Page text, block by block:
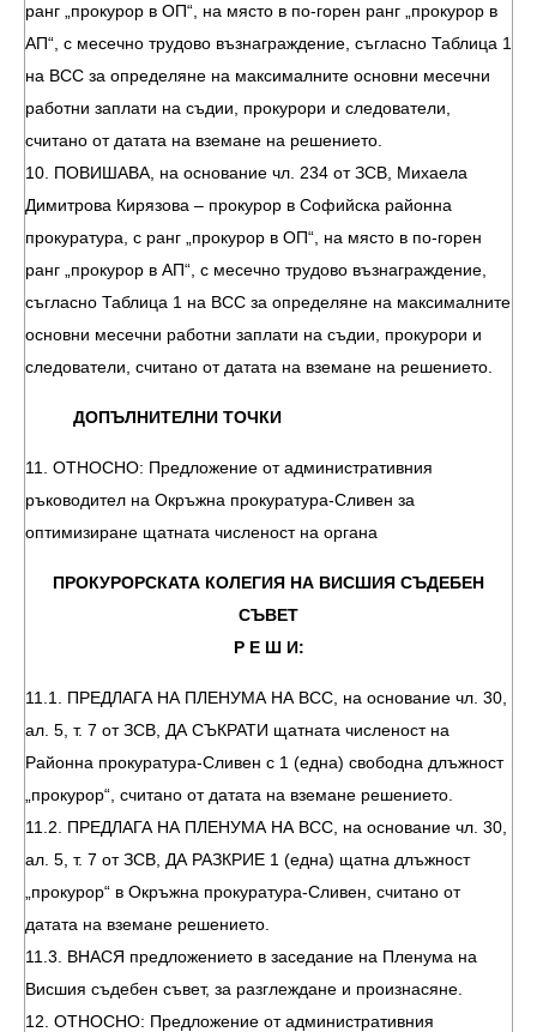
ранг „прокурор в ОП“, на място в по-горен ранг „прокурор в
АП“, с месечно трудово възнаграждение, съгласно Таблица 1
на ВСС за определяне на максималните основни месечни
работни заплати на съдии, прокурори и следователи,
считано от датата на вземане на решението.
10. ПОВИШАВА, на основание чл. 234 от ЗСВ, Михаела
Димитрова Кирязова – прокурор в Софийска районна
прокуратура, с ранг „прокурор в ОП“, на място в по-горен
ранг „прокурор в АП“, с месечно трудово възнаграждение,
съгласно Таблица 1 на ВСС за определяне на максималните
основни месечни работни заплати на съдии, прокурори и
следователи, считано от датата на вземане на решението.
ДОПЪЛНИТЕЛНИ ТОЧКИ
11. ОТНОСНО: Предложение от административния
ръководител на Окръжна прокуратура-Сливен за
оптимизиране щатната численост на органа
ПРОКУРОРСКАТА КОЛЕГИЯ НА ВИСШИЯ СЪДЕБЕН
СЪВЕТ
Р Е Ш И:
11.1. ПРЕДЛАГА НА ПЛЕНУМА НА ВСС, на основание чл. 30,
ал. 5, т. 7 от ЗСВ, ДА СЪКРАТИ щатната численост на
Районна прокуратура-Сливен с 1 (една) свободна длъжност
„прокурор“, считано от датата на вземане решението.
11.2. ПРЕДЛАГА НА ПЛЕНУМА НА ВСС, на основание чл. 30,
ал. 5, т. 7 от ЗСВ, ДА РАЗКРИЕ 1 (една) щатна длъжност
„прокурор“ в Окръжна прокуратура-Сливен, считано от
датата на вземане решението.
11.3. ВНАСЯ предложението в заседание на Пленума на
Висшия съдебен съвет, за разглеждане и произнасяне.
12. ОТНОСНО: Предложение от административния